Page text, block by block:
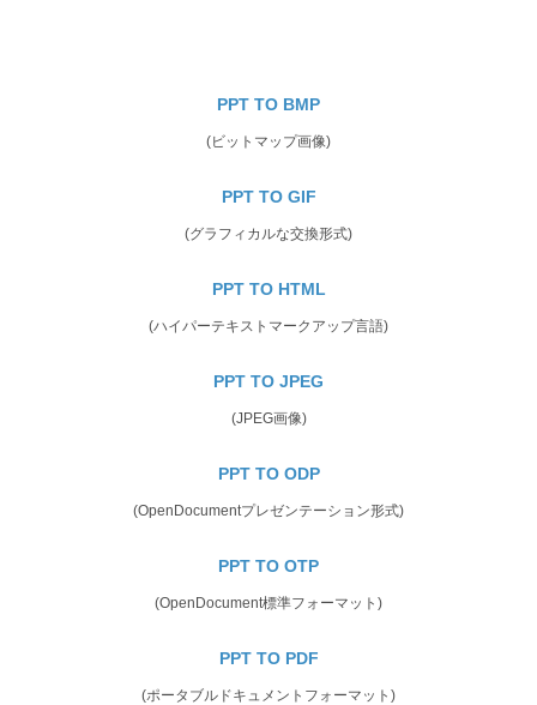
PPT TO BMP
(ビットマップ画像)
PPT TO GIF
(グラフィカルな交換形式)
PPT TO HTML
(ハイパーテキストマークアップ言語)
PPT TO JPEG
(JPEG画像)
PPT TO ODP
(OpenDocumentプレゼンテーション形式)
PPT TO OTP
(OpenDocument標準フォーマット)
PPT TO PDF
(ポータブルドキュメントフォーマット)